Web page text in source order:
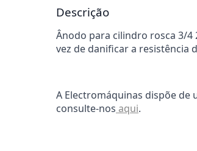
Descrição
Ânodo para cilindro rosca 3/4
vez de danificar a resistência
A Electromáquinas dispõe de
consulte-nos aqui.